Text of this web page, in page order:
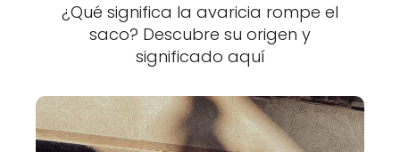
¿Qué significa la avaricia rompe el
saco? Descubre su origen y
significado aquí